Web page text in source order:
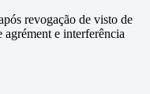
revogação de visto de
e interferência